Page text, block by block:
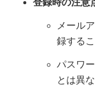
登録時の注意
メール
録する
パスワ
とは異